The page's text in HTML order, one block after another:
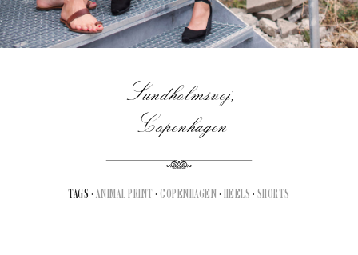
Sundholmsvej,
Copenhagen
TAGS · ANIMAL PRINT ·COPENHAGEN · HEELS · SHORTS